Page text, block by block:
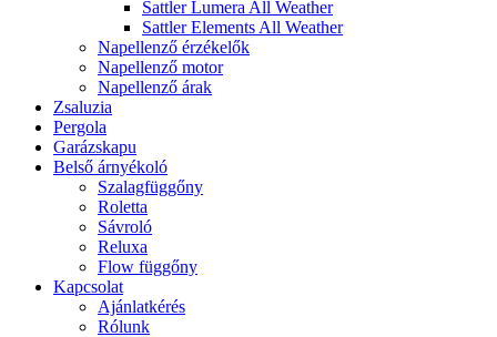
Sattler Lumera All Weather
Sattler Elements All Weather
Napellenző érzékelők
Napellenző motor
Napellenző árak
Zsaluzia
Pergola
Garázskapu
Belső árnyékoló
Szalagfüggőny
Roletta
Sávroló
Reluxa
Flow függőny
Kapcsolat
Ajánlatkérés
Rólunk